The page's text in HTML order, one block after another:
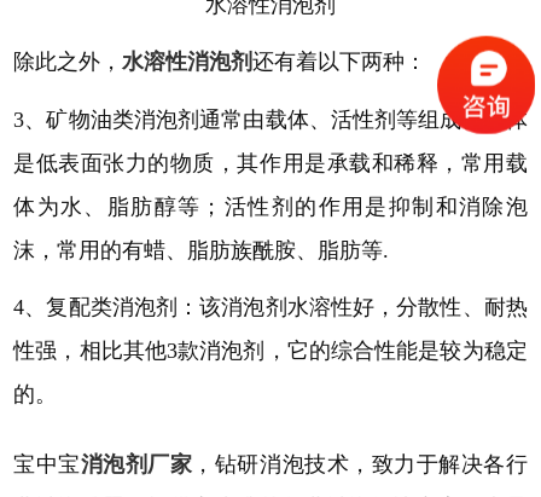
水溶性消泡剂
除此之外，水溶性消泡剂还有着以下两种：
3、矿物油类消泡剂通常由载体、活性剂等组成。载体
是低表面张力的物质，其作用是承载和稀释，常用载
体为水、脂肪醇等；活性剂的作用是抑制和消除泡
沫，常用的有蜡、脂肪族酰胺、脂肪等.
4、复配类消泡剂：该消泡剂水溶性好，分散性、耐热
性强，相比其他3款消泡剂，它的综合性能是较为稳定
的。
宝中宝消泡剂厂家 ，钻研消泡技术，致力于解决各行